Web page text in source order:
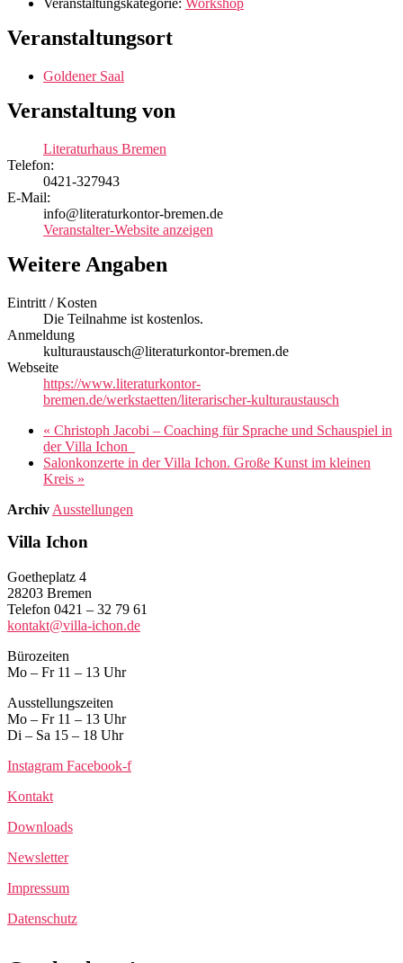
Veranstaltungskategorie: Workshop
Veranstaltungsort
Goldener Saal
Veranstaltung von
Literaturhaus Bremen
Telefon:
0421-327943
E-Mail:
info@literaturkontor-bremen.de
Veranstalter-Website anzeigen
Weitere Angaben
Eintritt / Kosten
Die Teilnahme ist kostenlos.
Anmeldung
kulturaustausch@literaturkontor-bremen.de
Webseite
https://www.literaturkontor-
bremen.de/werkstaetten/literarischer-kulturaustausch
« Christoph Jacobi – Coaching für Sprache und Schauspiel in
der Villa Ichon
Salonkonzerte in der Villa Ichon. Große Kunst im kleinen
Kreis »
Archiv Ausstellungen
Villa Ichon
Goetheplatz 4
28203 Bremen
Telefon 0421 – 32 79 61
kontakt@villa-ichon.de
Bürozeiten
Mo – Fr 11 – 13 Uhr
Ausstellungszeiten
Mo – Fr 11 – 13 Uhr
Di – Sa 15 – 18 Uhr
Instagram Facebook-f
Kontakt
Downloads
Newsletter
Impressum
Datenschutz